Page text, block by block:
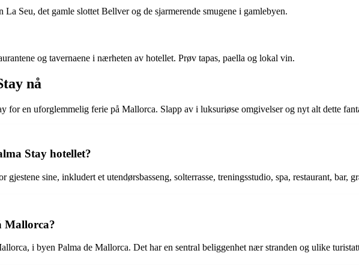
Seu, det gamle slottet Bellver og de sjarmerende smugene i gamlebyen.
og tavernaene i nærheten av hotellet. Prøv tapas, paella og lokal vin.
nå
for en uforglemmelig ferie på Mallorca. Slapp av i luksuriøse omgivelser og nyt alt dette
Stay hotellet?
sine, inkludert et utendørsbasseng, solterrasse, treningsstudio, spa, restaurant, bar,
Mallorca?
i byen Palma de Mallorca. Det har en sentral beliggenhet nær stranden og ulike